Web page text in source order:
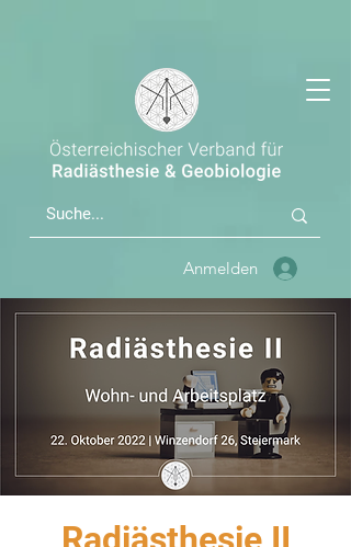
Anmelden